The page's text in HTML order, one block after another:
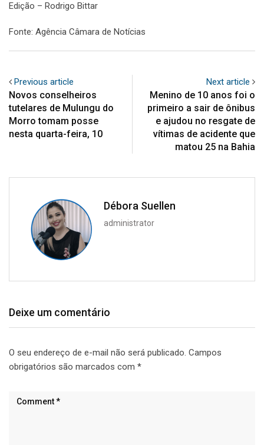
Edição – Rodrigo Bittar
Fonte: Agência Câmara de Notícias
Previous article
Novos conselheiros
tutelares de Mulungu do
Morro tomam posse
nesta quarta-feira, 10
Next article
Menino de 10 anos foi o
primeiro a sair de ônibus
e ajudou no resgate de
vítimas de acidente que
matou 25 na Bahia
Débora Suellen
administrator
Deixe um comentário
O seu endereço de e-mail não será publicado. Campos
obrigatórios são marcados com *